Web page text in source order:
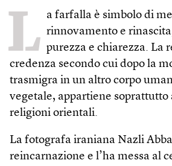
L a farfalla è simbolo di
rinnovamento e
purezza e chiarezza. La
credenza secondo cui dopo la
trasmigra in un altro corpo
vegetale, appartiene soprattutto
religioni orientali.
La fotografa iraniana Nazli
reincarnazione e l’ha messa al